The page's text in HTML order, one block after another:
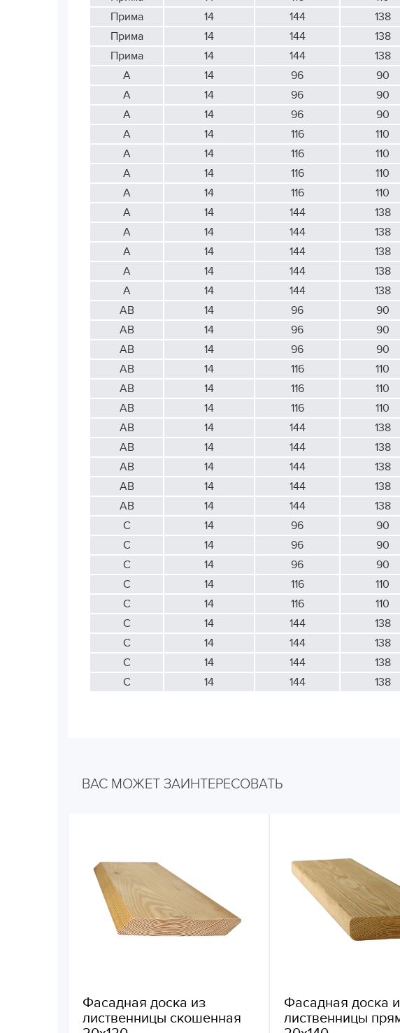
Прима
14 144 138
Прима
14 144 138
Прима
14 144 138
А
14 96 90
А
14 96 90
А
14 96 90
А
14 116 110
А
14 116 110
А
14 116 110
А
14 116 110
А
14 144 138
А
14 144 138
А
14 144 138
А
14 144 138
А
14 144 138
АВ
14 96 90
АВ
14 96 90
АВ
14 96 90
АВ
14 116 110
АВ
14 116 110
АВ
14 116 110
АВ
14 144 138
АВ
14 144 138
АВ
14 144 138
АВ
14 144 138
АВ
14 144 138
С
14 96 90
С
14 96 90
С
14 96 90
С
14 116 110
С
14 116 110
С
14 144 138
С
14 144 138
С
14 144 138
С
14 144 138
ВАС МОЖЕТ ЗАИНТЕРЕСОВАТЬ
Фасадная доска из
лиственницы скошенная
Фасадная доска
лиственницы